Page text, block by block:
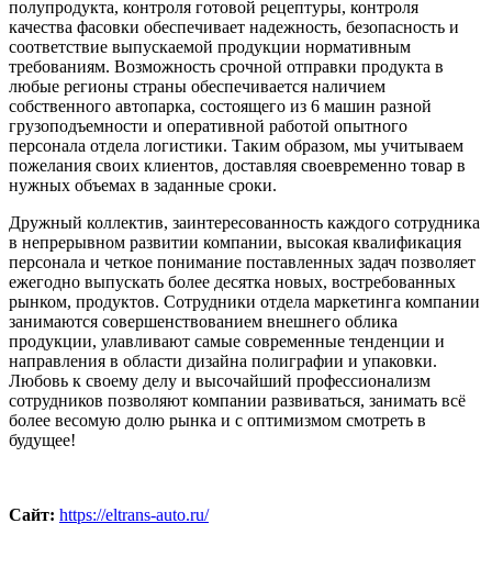
полупродукта, контроля готовой рецептуры, контроля
качества фасовки обеспечивает надежность, безопасность и
соответствие выпускаемой продукции нормативным
требованиям. Возможность срочной отправки продукта в
любые регионы страны обеспечивается наличием
собственного автопарка, состоящего из 6 машин разной
грузоподъемности и оперативной работой опытного
персонала отдела логистики. Таким образом, мы учитываем
пожелания своих клиентов, доставляя своевременно товар в
нужных объемах в заданные сроки.
Дружный коллектив, заинтересованность каждого сотрудника
в непрерывном развитии компании, высокая квалификация
персонала и четкое понимание поставленных задач позволяет
ежегодно выпускать более десятка новых, востребованных
рынком, продуктов. Сотрудники отдела маркетинга компании
занимаются совершенствованием внешнего облика
продукции, улавливают самые современные тенденции и
направления в области дизайна полиграфии и упаковки.
Любовь к своему делу и высочайший профессионализм
сотрудников позволяют компании развиваться, занимать всё
более весомую долю рынка и с оптимизмом смотреть в
будущее!
Сайт: https://eltrans-auto.ru/